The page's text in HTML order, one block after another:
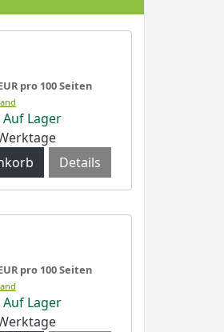
pro 100 Seiten
Auf Lager
Details
pro 100 Seiten
Auf Lager